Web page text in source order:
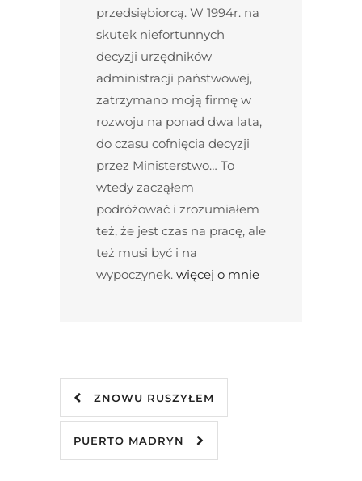
przedsiębiorcą. W 1994r. na
skutek niefortunnych
decyzji urzędników
administracji państwowej,
zatrzymano moją firmę w
rozwoju na ponad dwa lata,
do czasu cofnięcia decyzji
przez Ministerstwo… To
wtedy zacząłem
podróżować i zrozumiałem
też, że jest czas na pracę, ale
też musi być i na
wypoczynek. więcej o mnie
ZNOWU RUSZYŁEM
PUERTO MADRYN